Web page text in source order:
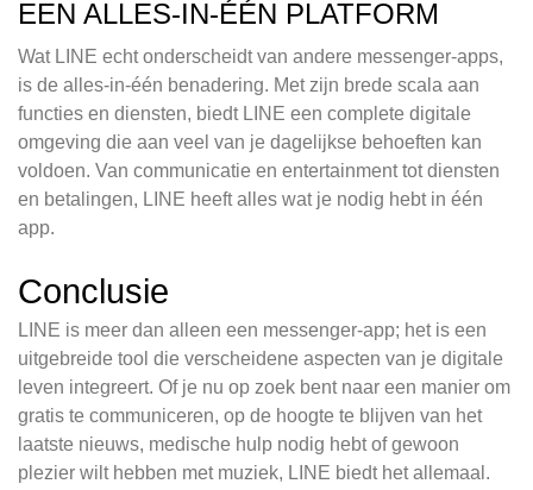
EEN ALLES-IN-ÉÉN PLATFORM
Wat LINE echt onderscheidt van andere messenger-apps,
is de alles-in-één benadering. Met zijn brede scala aan
functies en diensten, biedt LINE een complete digitale
omgeving die aan veel van je dagelijkse behoeften kan
voldoen. Van communicatie en entertainment tot diensten
en betalingen, LINE heeft alles wat je nodig hebt in één
app.
Conclusie
LINE is meer dan alleen een messenger-app; het is een
uitgebreide tool die verscheidene aspecten van je digitale
leven integreert. Of je nu op zoek bent naar een manier om
gratis te communiceren, op de hoogte te blijven van het
laatste nieuws, medische hulp nodig hebt of gewoon
plezier wilt hebben met muziek, LINE biedt het allemaal.